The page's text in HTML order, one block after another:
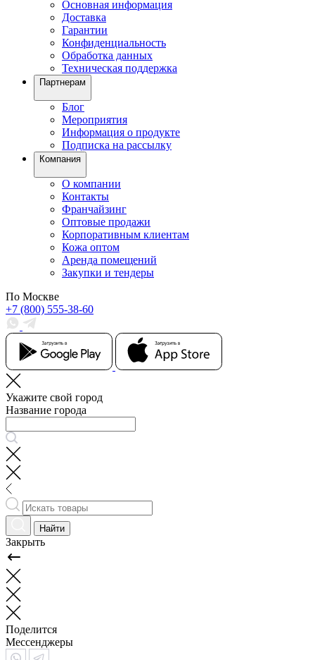
Основная информация
Доставка
Гарантии
Конфиденциальность
Обработка данных
Техническая поддержка
Партнерам
Блог
Мероприятия
Информация о продукте
Подписка на рассылку
Компания
О компании
Контакты
Франчайзинг
Оптовые продажи
Корпоративным клиентам
Кожа оптом
Аренда помещений
Закупки и тендеры
По Москве
+7 (800) 555-38-60
Укажите свой город
Название города
Найти
Закрыть
Поделится
Мессенджеры